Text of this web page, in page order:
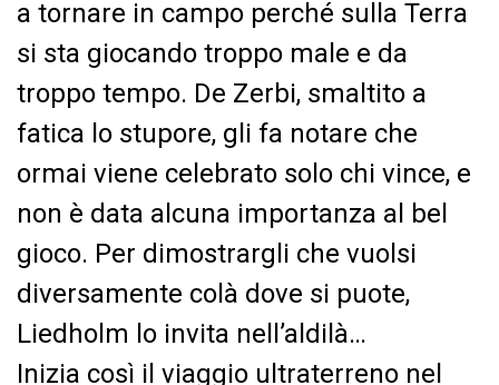
a tornare in campo perché sulla Terra
si sta giocando troppo male e da
troppo tempo. De Zerbi, smaltito a
fatica lo stupore, gli fa notare che
ormai viene celebrato solo chi vince, e
non è data alcuna importanza al bel
gioco. Per dimostrargli che vuolsi
diversamente colà dove si puote,
Liedholm lo invita nell’aldilà…
Inizia così il viaggio ultraterreno nel